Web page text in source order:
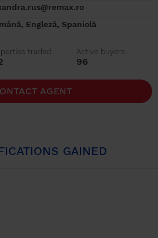
Engleză, Spaniolă
traded Active buyers
96
AGENT
GAINED